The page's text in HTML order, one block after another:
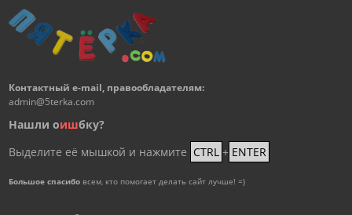
Контактный e-mail, правообладателям:
admin@5terka.com
Нашли оишбку?
Выделите её мышкой и нажмите CTRL + ENTER
Большое спасибовсем, кто помогает делать сайт лучше! =)